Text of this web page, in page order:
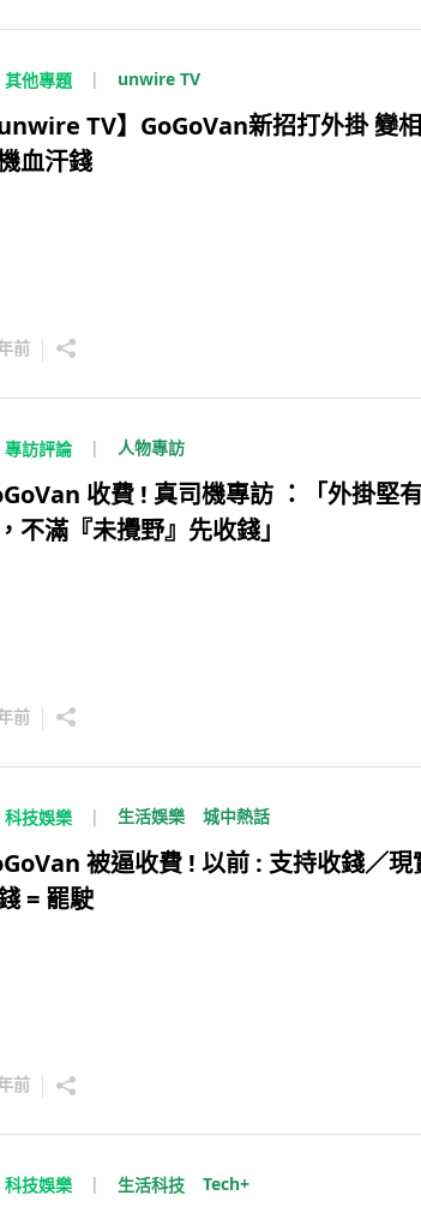
其他專題 unwire TV
unwire TV】GoGoVan新招打外掛 變
血汗錢
前
專訪評論 人物專訪
收費 ! 真司機專訪 ：「外掛堅
不滿『未攪野』先收錢」
前
科技娛樂 生活娛樂 城中熱話
被逼收費 ! 以前 : 支持收錢／現
= 罷駛
前
科技娛樂 生活科技 Tech+